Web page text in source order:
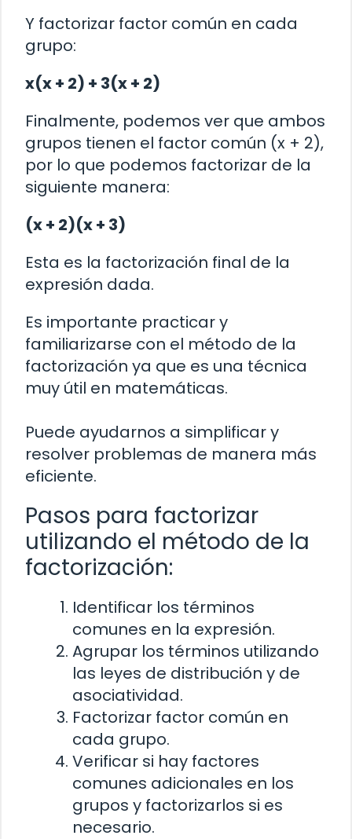
Y factorizar factor común en cada
grupo:
x(x + 2) + 3(x + 2)
Finalmente, podemos ver que ambos
grupos tienen el factor común (x + 2),
por lo que podemos factorizar de la
siguiente manera:
(x + 2)(x + 3)
Esta es la factorización final de la
expresión dada.
Es importante practicar y
familiarizarse con el método de la
factorización ya que es una técnica
muy útil en matemáticas.
Puede ayudarnos a simplificar y
resolver problemas de manera más
eficiente.
Pasos para factorizar
utilizando el método de la
factorización:
Identificar los términos
comunes en la expresión.
Agrupar los términos utilizando
las leyes de distribución y de
asociatividad.
Factorizar factor común en
cada grupo.
Verificar si hay factores
comunes adicionales en los
grupos y factorizarlos si es
necesario.